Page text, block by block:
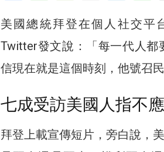
美國總統拜登在個人社交平
Twitter發文說：「每一代人都
信現在就是這個時刻，他號召
七成受訪美國人指不
拜登上載宣傳短片，旁白說，